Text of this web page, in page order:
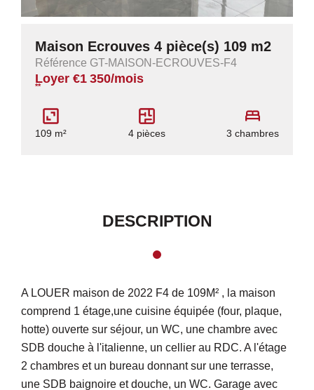
Maison Ecrouves 4 pièce(s) 109 m2
Référence GT-MAISON-ECROUVES-F4
Loyer €1 350/mois
**
109 m² 4 pièces 3 chambres
DESCRIPTION
A LOUER maison de 2022 F4 de 109M² , la maison
comprend 1 étage,une cuisine équipée (four, plaque,
hotte) ouverte sur séjour, un WC, une chambre avec
SDB douche à l'italienne, un cellier au RDC. A l'étage
2 chambres et un bureau donnant sur une terrasse,
une SDB baignoire et douche, un WC. Garage avec